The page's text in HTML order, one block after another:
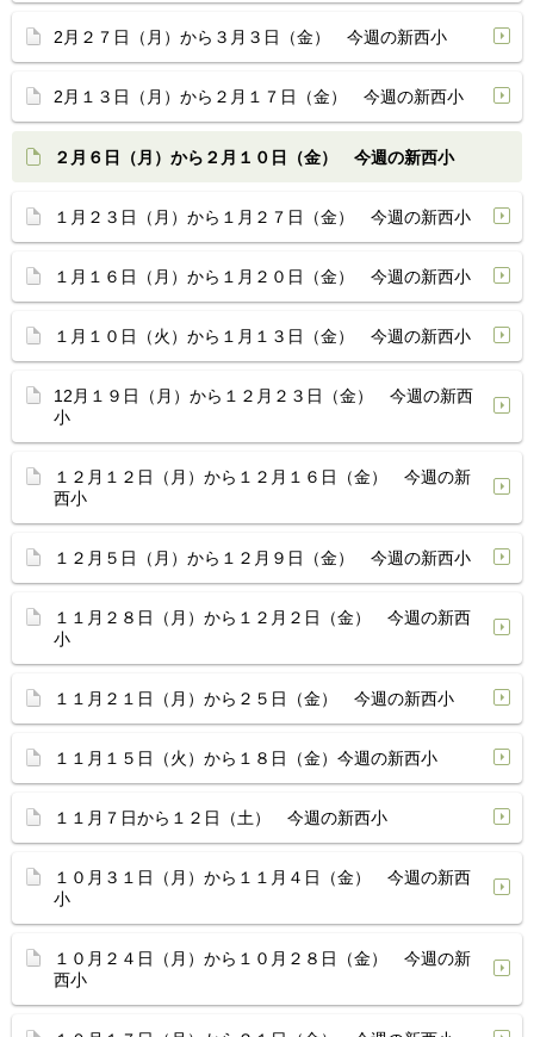
2月２７日（月）から３月３日（金） 今週の新西小
2月１３日（月）から２月１７日（金） 今週の新西小
２月６日（月）から２月１０日（金） 今週の新西小
１月２３日（月）から１月２７日（金） 今週の新西小
１月１６日（月）から１月２０日（金） 今週の新西小
１月１０日（火）から１月１３日（金） 今週の新西小
12月１９日（月）から１２月２３日（金） 今週の新西
小
１２月１２日（月）から１２月１６日（金） 今週の新
西小
１２月５日（月）から１２月９日（金） 今週の新西小
１１月２８日（月）から１２月２日（金） 今週の新西
小
１１月２１日（月）から２５日（金） 今週の新西小
１１月１５日（火）から１８日（金）今週の新西小
１１月７日から１２日（土） 今週の新西小
１０月３１日（月）から１１月４日（金） 今週の新西
小
１０月２４日（月）から１０月２８日（金） 今週の新
西小